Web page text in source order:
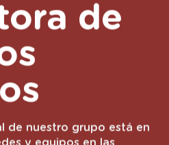
de
de nuestro grupo está en